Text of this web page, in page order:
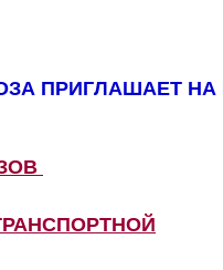
ПРИГЛАШАЕТ НА